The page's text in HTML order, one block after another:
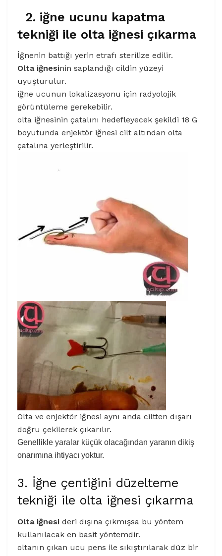
2. iğne ucunu kapatma
tekniği ile olta iğnesi çıkarma
İğnenin battığı yerin etrafı sterilize edilir.
Olta iğnesinin saplandığı cildin yüzeyi
uyuşturulur.
iğne ucunun lokalizasyonu için radyolojik
görüntüleme gerekebilir.
olta iğnesinin çatalını hedefleyecek şekildi 18 G
boyutunda enjektör iğnesi cilt altından olta
çatalına yerleştirilir.
Olta ve enjektör iğnesi aynı anda ciltten dışarı
doğru çekilerek çıkarılır.
Genellikle yaralar küçük olacağından yaranın dikiş
onarımına ihtiyacı yoktur.
3. İğne çentiğini düzelteme
tekniği ile olta iğnesi çıkarma
Olta iğnesi deri dışına çıkmışsa bu yöntem
kullanılacak en basit yöntemdir.
oltanın çıkan ucu pens ile sıkıştırılarak düz bir